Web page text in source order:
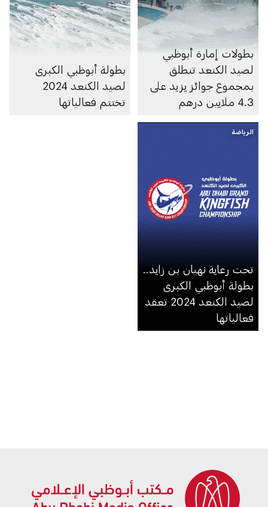
بطولات إمارة أبوظبي
لصيد الكنعد تنطلق
بمجموع جوائز يزيد على
4.3 ملايين درهم
بطولة أبوظبي الكبرى
لصيد الكنعد 2024
تختتم فعالياتها
الرياضة
تحت رعاية نهيان بن زايد..
بطولة أبوظبي الكبرى
لصيد الكنعد 2024 تعقد
فعالياتها